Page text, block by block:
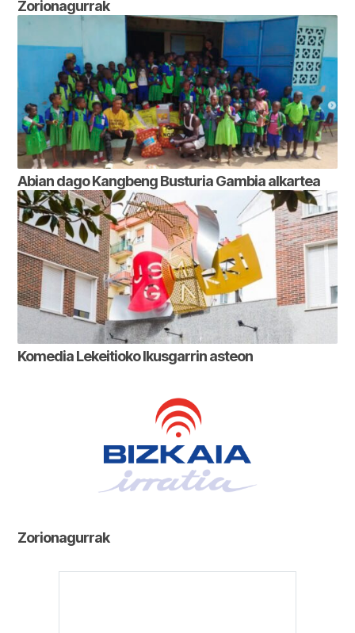
Zorionagurrak
Abian dago Kangbeng Busturia Gambia alkartea
Komedia Lekeitioko Ikusgarrin asteon
Zorionagurrak